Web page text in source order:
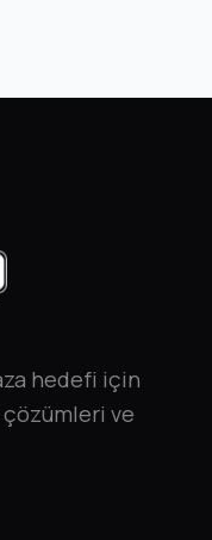
hedefi için
ve